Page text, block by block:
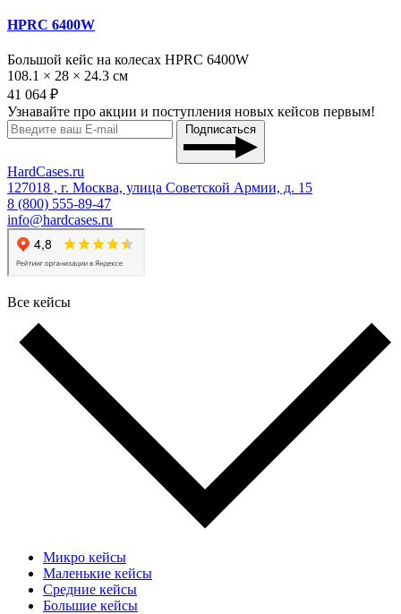
HPRC 6400W
Большой кейс на колесах HPRC 6400W
108.1 × 28 × 24.3 см
41 064 ₽
Узнавайте про акции и поступления новых кейсов первым!
Подписаться
HardCases.ru
127018 , г. Москва, улица Советской Армии, д. 15
8 (800) 555-89-47
info@hardcases.ru
Все кейсы
Микро кейсы
Маленькие кейсы
Средние кейсы
Большие кейсы